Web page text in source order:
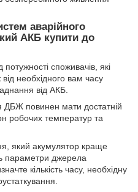
аварійного
АКБ купити до
споживачів, які
необхідного вам часу
від АКБ.
ДБЖ повинен мати достатній
робочих температур та
який акумулятор краще
параметри джерела
кількість часу, необхідну